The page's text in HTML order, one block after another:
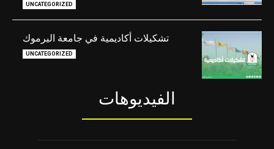
UNCATEGORIZED
تشكيلات أكاديمية في جامعة اليرموك
UNCATEGORIZED
الفيديوهات